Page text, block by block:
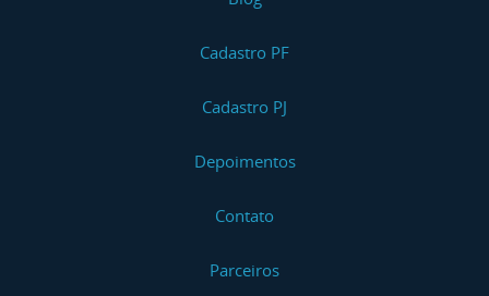
Cadastro PF
Cadastro PJ
Depoimentos
Contato
Parceiros